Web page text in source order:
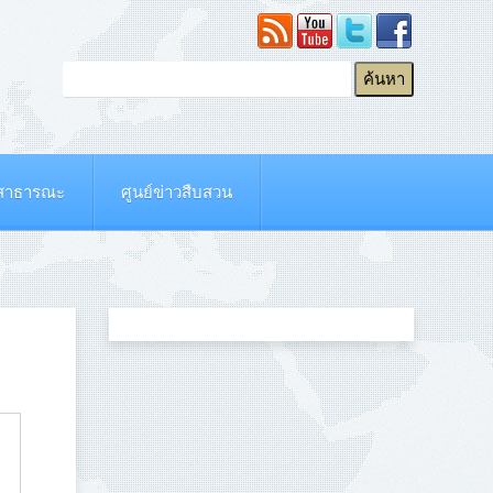
าธารณะ ศูนย์ข่าวสืบสวน